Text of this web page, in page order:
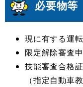
必要物等
現に有する運
限定解除審査
技能審査合格
（指定自動車